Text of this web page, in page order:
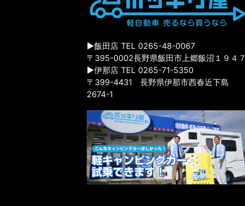
▶飯田店 TEL 0265-48-0067
〒395-0002長野県飯田市上郷飯沼１９４７
▶伊那店 TEL 0265-71-5350
〒399-4431 長野県伊那市西春近下島
2674-1